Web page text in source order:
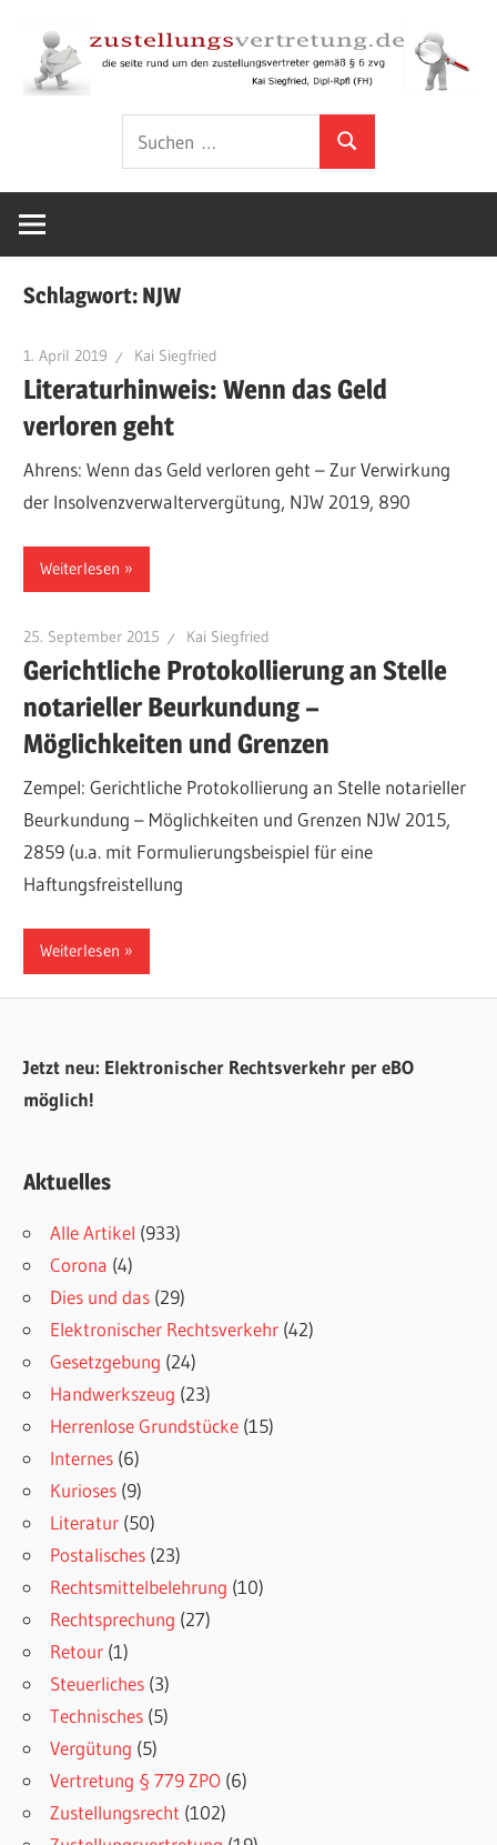
Inhalt
springen
gemäß
6
Suchen
Schlagwort: NJW
1. April 2019 Kai Siegfried
Literaturhinweis: Wenn das Geld
verloren geht
Ahrens: Wenn das Geld verloren geht – Zur Verwirkung
der Insolvenzverwaltervergütung, NJW 2019, 890
Weiterlesen
25. September 2015 Kai Siegfried
Gerichtliche Protokollierung an Stelle
notarieller Beurkundung –
Möglichkeiten und Grenzen
Zempel: Gerichtliche Protokollierung an Stelle notarieller
Beurkundung – Möglichkeiten und Grenzen NJW 2015,
2859 (u.a. mit Formulierungsbeispiel für eine
Haftungsfreistellung
Weiterlesen
Jetzt neu: Elektronischer Rechtsverkehr per eBO
möglich!
Aktuelles
Alle Artikel (933)
Corona (4)
Dies und das (29)
Elektronischer Rechtsverkehr (42)
Gesetzgebung (24)
Handwerkszeug (23)
Herrenlose Grundstücke (15)
Internes (6)
Kurioses (9)
Literatur (50)
Postalisches (23)
Rechtsmittelbelehrung (10)
Rechtsprechung (27)
Retour (1)
Steuerliches (3)
Technisches (5)
Vergütung (5)
Vertretung § 779 ZPO (6)
Zustellungsrecht (102)